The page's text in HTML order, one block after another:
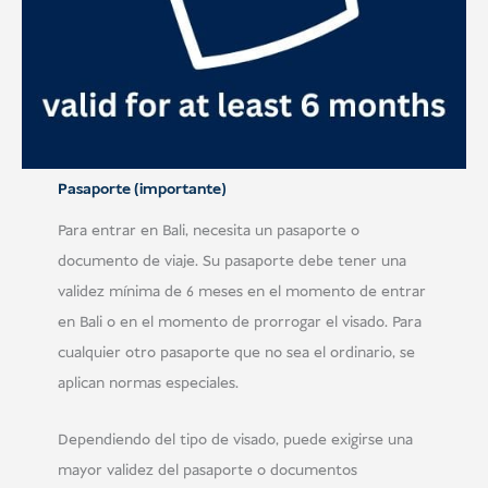
Pasaporte (importante)
Para entrar en Bali, necesita un pasaporte o
documento de viaje. Su pasaporte debe tener una
validez mínima de 6 meses en el momento de entrar
en Bali o en el momento de prorrogar el visado. Para
cualquier otro pasaporte que no sea el ordinario, se
aplican normas especiales.
Dependiendo del tipo de visado, puede exigirse una
mayor validez del pasaporte o documentos